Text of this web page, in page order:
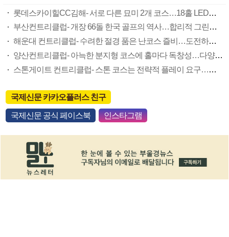
롯데스카이힐CC김해- 서로 다른 묘미 2개 코스…18홀 LED조명으로 야간라운딩도 굿
부산컨트리클럽- 개장 66돌 한국 골프의 역사…합리적 그린피 등 회원중심의 명문클럽
해운대 컨트리클럽- 수려한 절경 품은 난코스 즐비…도전하는 골퍼들의 성지로 ‘각광’
양산컨트리클럽- 아늑한 분지형 코스에 홀마다 독창성…다양한 이벤트도 인기몰이
스톤게이트 컨트리클럽- 스톤 코스는 전략적 플레이 요구…게이트 코스는 동해 조망 일품
국제신문 카카오플러스 친구
국제신문 공식 페이스북 인스타그램